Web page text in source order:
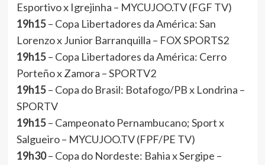
Esportivo x Igrejinha – MYCUJOO.TV (FGF TV)
19h15– Copa Libertadores da América: San
Lorenzo x Junior Barranquilla – FOX SPORTS2
19h15– Copa Libertadores da América: Cerro
Porteño x Zamora – SPORTV2
19h15– Copa do Brasil: Botafogo/PB x Londrina –
SPORTV
19h15– Campeonato Pernambucano; Sport x
Salgueiro – MYCUJOO.TV (FPF/PE TV)
19h30– Copa do Nordeste: Bahia x Sergipe –